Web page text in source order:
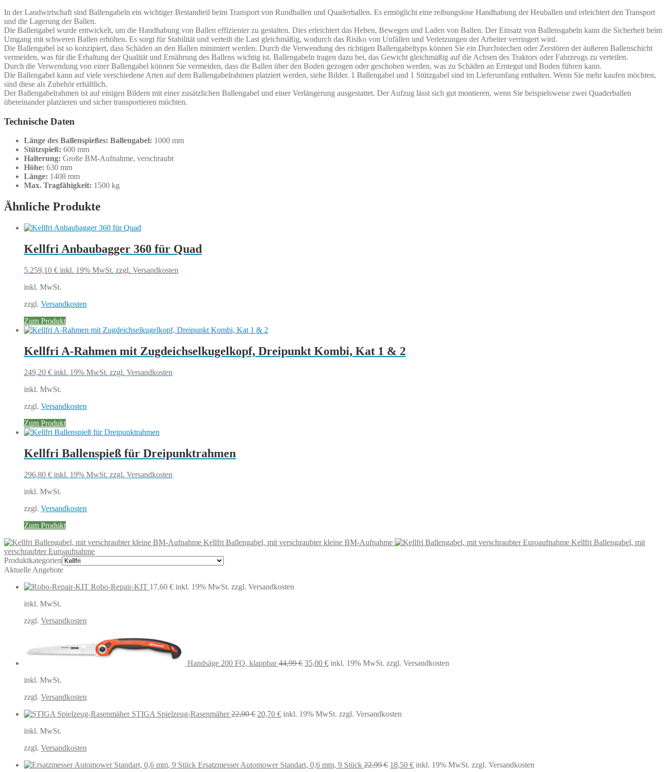
In der Landwirtschaft sind Ballengabeln ein wichtiger Bestandteil beim Transport von Rundballen und Quaderballen. Es ermöglicht eine reibungslose Handhabung der Heuballen und erleichtert den Transport
und die Lagerung der Ballen.
Die Ballengabel wurde entwickelt, um die Handhabung von Ballen effizienter zu gestalten. Dies erleichtert das Heben, Bewegen und Laden von Ballen. Der Einsatz von Ballensgabeln kann die Sicherheit beim
Umgang mit schweren Ballen erhöhen. Es sorgt für Stabilität und verteilt die Last gleichmäßig, wodurch das Risiko von Unfällen und Verletzungen der Arbeiter verringert wird.
Die Ballengabel ist so konzipiert, dass Schäden an den Ballen minimiert werden. Durch die Verwendung des richtigen Ballengabeltyps können Sie ein Durchstechen oder Zerstören der äußeren Ballenschicht
vermeiden, was für die Erhaltung der Qualität und Ernährung des Ballens wichtig ist. Ballengabeln tragen dazu bei, das Gewicht gleichmäßig auf die Achsen des Traktors oder Fahrzeugs zu verteilen.
Durch die Verwendung von einer Ballengabel können Sie vermeiden, dass die Ballen über den Boden gezogen oder geschoben werden, was zu Schäden an Erntegut und Boden führen kann.
Die Ballengabel kann auf viele verschiedene Arten auf dem Ballengabelrahmen platziert werden, siehe Bilder. 1 Ballengabel und 1 Stützgabel sind im Lieferumfang enthalten. Wenn Sie mehr kaufen möchten,
sind diese als Zubehör erhältlich.
Der Ballengabelrahmen ist auf einigen Bildern mit einer zusätzlichen Ballengabel und einer Verlängerung ausgestattet. Der Aufzug lässt sich gut montieren, wenn Sie beispielsweise zwei Quaderballen
übereinander platzieren und sicher transportieren möchten.
Technische Daten
Länge des Ballenspießes: Ballengabel: 1000 mm
Stützspieß: 600 mm
Halterung: Große BM-Aufnahme, verschraubt
Höhe: 630 mm
Länge: 1408 mm
Max. Tragfähigkeit: 1500 kg
Ähnliche Produkte
Kellfri Anbaubagger 360 für Quad
5.259,10 € inkl. 19% MwSt. zzgl. Versandkosten
inkl. MwSt.
zzgl. Versandkosten
Zum Produkt
Kellfri A-Rahmen mit Zugdeichselkugelkopf, Dreipunkt Kombi, Kat 1 & 2
249,20 € inkl. 19% MwSt. zzgl. Versandkosten
inkl. MwSt.
zzgl. Versandkosten
Zum Produkt
Kellfri Ballenspieß für Dreipunktrahmen
296,80 € inkl. 19% MwSt. zzgl. Versandkosten
inkl. MwSt.
zzgl. Versandkosten
Zum Produkt
Kellfri Ballengabel, mit verschraubter kleine BM-Aufnahme
Kellfri Ballengabel, mit
verschraubter Euroaufnahme
Produktkategorien
Aktuelle Angebote
Robo-Repair-KIT 17,60 € inkl. 19% MwSt. zzgl. Versandkosten
inkl. MwSt.
zzgl. Versandkosten
Handsäge 200 FO, klappbar 44,99€ 44,99 €
35,00 €35,00 €.
inkl. 19% MwSt. zzgl. Versandkosten
inkl. MwSt.
zzgl. Versandkosten
STIGA Spielzeug-Rasenmäher 22,00€ Ursprünglicher
20,70 €Aktueller
inkl. 19% MwSt. zzgl. Versandkosten
inkl. MwSt.
zzgl. Versandkosten
Ersatzmesser Automower Standart, 0,6 mm, 9 Stück 22,99€ Ursprünglicher
18,50 €Aktueller
inkl. 19% MwSt. zzgl. Versandkosten